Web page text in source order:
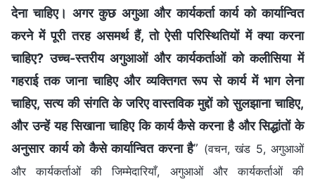
देना चाहिए। अगर कुछ अगुआ और कार्यकर्ता कार्य को कार्यान्वित
करने में पूरी तरह असमर्थ हैं, तो ऐसी परिस्थितियों में क्या करना
चाहिए? उच्च-स्तरीय अगुआओं और कार्यकर्ताओं को कलीसिया में
गहराई तक जाना चाहिए और व्यक्तिगत रूप से कार्य में भाग लेना
चाहिए, सत्य की संगति के जरिए वास्तविक मुद्दों को सुलझाना चाहिए,
और उन्हें यह सिखाना चाहिए कि कार्य कैसे करना है और सिद्धांतों के
अनुसार कार्य को कैसे कार्यान्वित करना है” (वचन, खंड 5, अगुआओं
और कार्यकर्ताओं की जिम्मेदारियाँ, अगुआओं और कार्यकर्ताओं की